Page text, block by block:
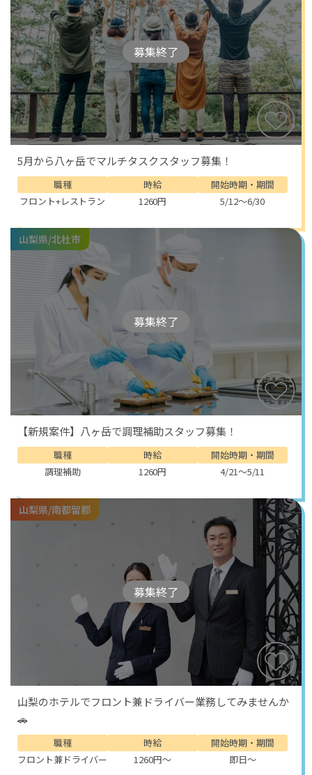
募集終了
5月から八ヶ岳でマルチタスクスタッフ募集！
職種
フロント+レストラン
時給
1260円
開始時期・期間
5/12～6/30
募集終了
山梨県/北杜市
【新規案件】八ヶ岳で調理補助スタッフ募集！
職種
調理補助
時給
1260円
開始時期・期間
4/21～5/11
募集終了
山梨県/南都留郡
山梨のホテルでフロント兼ドライバー業務してみませんか
🚗
職種
フロント兼ドライバー
時給
1260円～
開始時期・期間
即日～